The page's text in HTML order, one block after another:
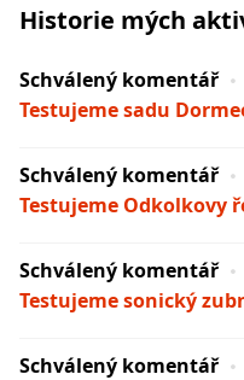
Historie mých
Schválený komentář
Testujeme sadu
Schválený komentář
Testujeme Odkolkovy
Schválený komentář
Testujeme sonický
Schválený komentář